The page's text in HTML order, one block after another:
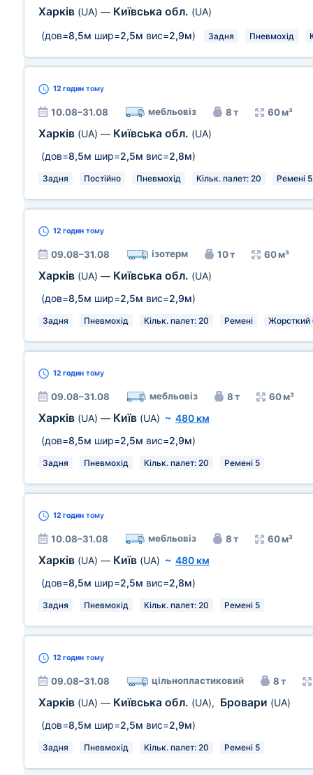
Харків (UA) — Київська обл. (UA)
(дов=8,5м шир=2,5м вис=2,9м) Задня Пневмохід
12 годин тому
10.08–31.08 мебльовіз 8 т 60 м³
Харків (UA) — Київська обл. (UA)
(дов=8,5м шир=2,5м вис=2,8м)
Задня Постійно Пневмохід Кільк. палет: 20 Ремені 5
12 годин тому
09.08–31.08 ізотерм 10 т 60 м³
Харків (UA) — Київська обл. (UA)
(дов=8,5м шир=2,5м вис=2,9м)
Задня Пневмохід Кільк. палет: 20 Ремені Жорсткий
12 годин тому
09.08–31.08 мебльовіз 8 т 60 м³
Харків (UA) — Київ (UA) ~ 480 км
(дов=8,5м шир=2,5м вис=2,9м)
Задня Пневмохід Кільк. палет: 20 Ремені 5
12 годин тому
10.08–31.08 мебльовіз 8 т 60 м³
Харків (UA) — Київ (UA) ~ 480 км
(дов=8,5м шир=2,5м вис=2,8м)
Задня Пневмохід Кільк. палет: 20 Ремені 5
12 годин тому
09.08–31.08 цільнопластиковий 8 т
Харків (UA) — Київська обл. (UA), Бровари (UA)
(дов=8,5м шир=2,5м вис=2,9м)
Задня Пневмохід Кільк. палет: 20 Ремені 5